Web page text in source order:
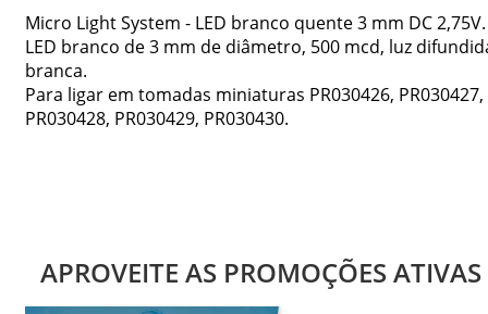
Micro Light System - LED branco quente 3 mm DC 2,75V.
LED branco de 3 mm de diâmetro, 500 mcd, luz
branca.
Para ligar em tomadas miniaturas PR030426, PR030427,
PR030428, PR030429, PR030430.
APROVEITE AS PROMOÇÕES ATIVAS